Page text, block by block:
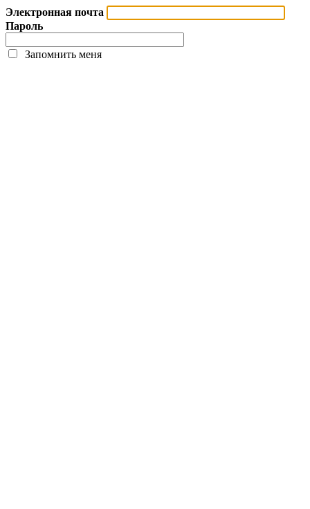
Электронная почта
Пароль
Запомнить меня